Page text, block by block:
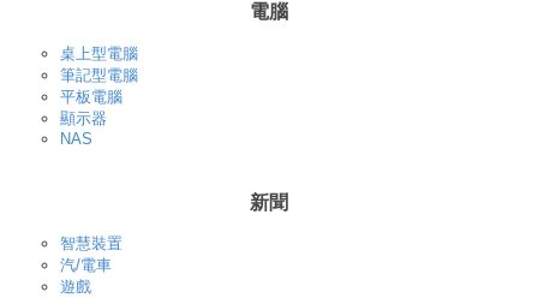
電腦
桌上型電腦
筆記型電腦
平板電腦
顯示器
NAS
新聞
智慧裝置
汽/電車
遊戲